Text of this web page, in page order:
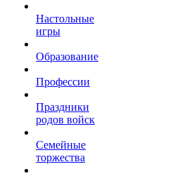
Настольные
игры
Образование
Профессии
Праздники
родов войск
Семейные
торжества